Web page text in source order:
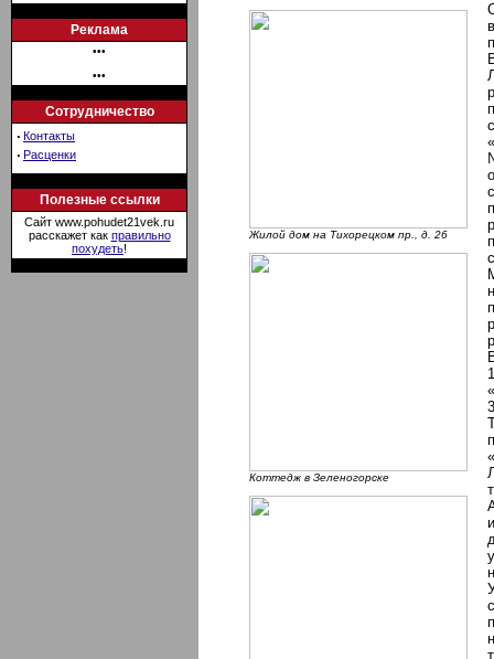
Реклама
•••
•••
Сотрудничество
· Контакты
· Расценки
Полезные ссылки
Сайт www.pohudet21vek.ru
расскажет как правильно
похудеть!
Жилой дом на Тихорецком пр., д. 26
Коттедж в Зеленогорске